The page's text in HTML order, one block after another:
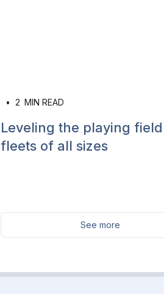
• 2 MIN READ
Leveling the playing
fleets of all sizes
See more